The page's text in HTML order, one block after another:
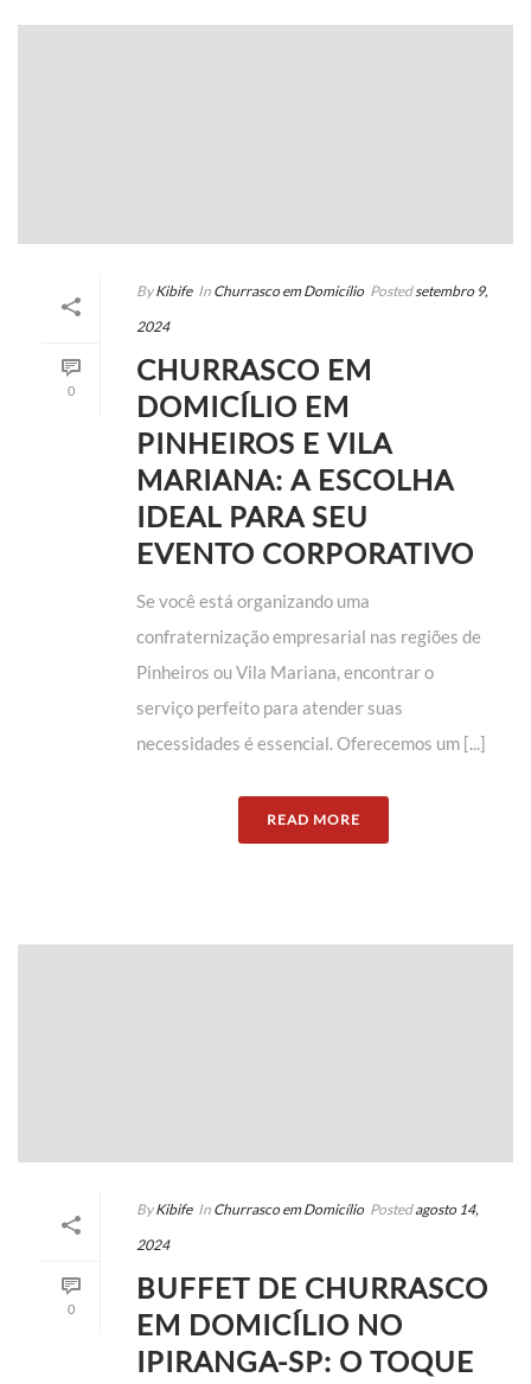
0
By Kibife In Churrasco em Domicílio Posted setembro 9,
2024
CHURRASCO EM
DOMICÍLIO EM
PINHEIROS E VILA
MARIANA: A ESCOLHA
IDEAL PARA SEU
EVENTO CORPORATIVO
Se você está organizando uma
confraternização empresarial nas regiões de
Pinheiros ou Vila Mariana, encontrar o
serviço perfeito para atender suas
necessidades é essencial. Oferecemos um [...]
READ MORE
0
By Kibife In Churrasco em Domicílio Posted agosto 14,
2024
BUFFET DE CHURRASCO
EM DOMICÍLIO NO
IPIRANGA-SP: O TOQUE